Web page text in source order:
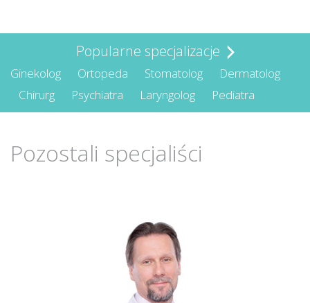
Popularne specjalizacje
Ginekolog Ortopeda Stomatolog
Dermatolog
Chirurg
Psychiatra Laryngolog Pediatra
Pozostali specjaliści